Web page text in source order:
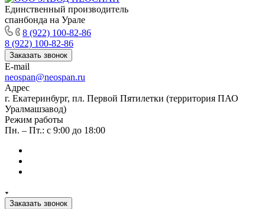
Единственный производитель
спанбонда на Урале
8 (922) 100-82-86
8 (922) 100-82-86
Заказать звонок
E-mail
neospan@neospan.ru
Адрес
г. Екатеринбург, пл. Первой Пятилетки (территория ПАО
Уралмашзавод)
Режим работы
Пн. – Пт.: с 9:00 до 18:00
Заказать звонок